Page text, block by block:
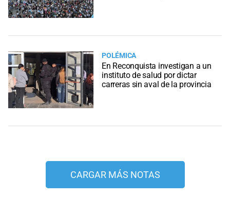
POLÉMICA
En Reconquista investigan a un
instituto de salud por dictar
carreras sin aval de la provincia
CARGAR MÁS NOTAS